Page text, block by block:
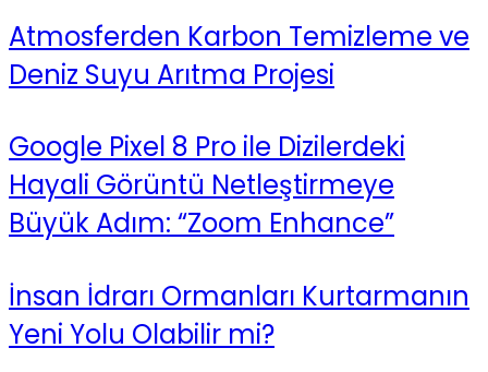
Atmosferden Karbon Temizleme ve
Deniz Suyu Arıtma Projesi
Google Pixel 8 Pro ile Dizilerdeki
Hayali Görüntü Netleştirmeye
Büyük Adım: “Zoom Enhance”
İnsan İdrarı Ormanları Kurtarmanın
Yeni Yolu Olabilir mi?